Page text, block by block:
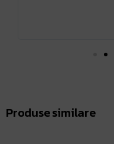
Produse similare